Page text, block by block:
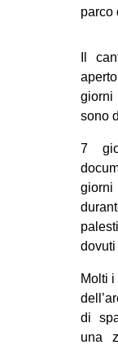
parco
Il
giorni
sono
7
giorni
Molti
di
una